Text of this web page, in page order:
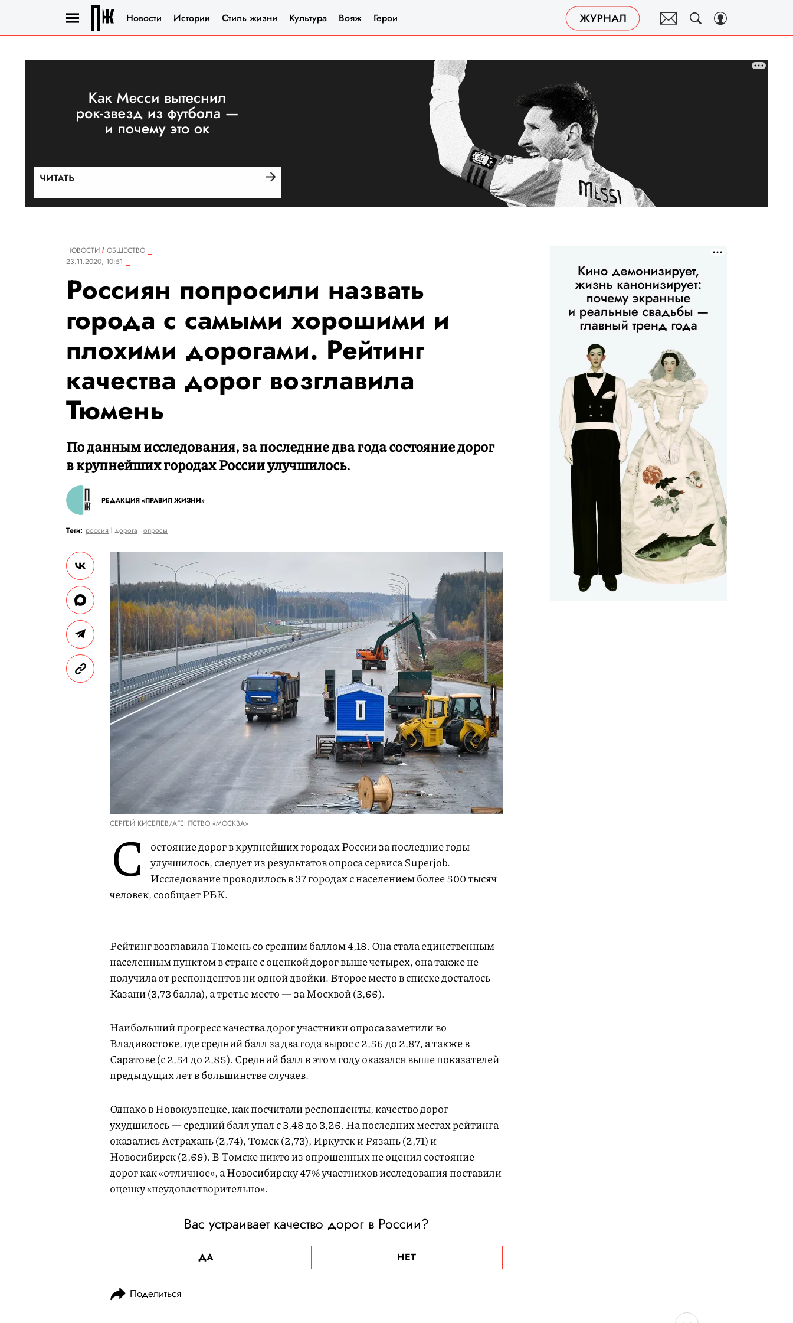
Новости Истории Стиль жизни Культура Вояж Герои
НОВОСТИ
ОБЩЕСТВО
23.11.2020, 10:51
Россиян попросили назвать
города с самыми хорошими и
плохими дорогами. Рейтинг
качества дорог возглавила
Тюмень
По данным исследования, за последние два года состояние дорог
в крупнейших городах России улучшилось.
РЕДАКЦИЯ «ПРАВИЛ ЖИЗНИ»
Теги: россия дорога опросы
СЕРГЕЙ КИСЕЛЕВ/АГЕНТСТВО «МОСКВА»
С
остояние дорог в крупнейших городах России за последние годы
улучшилось, следует из результатов опроса сервиса Superjob.
Исследование проводилось в 37 городах с населением более 500 тысяч
человек, сообщает РБК.
Рейтинг возглавила Тюмень со средним баллом 4,18. Она стала единственным
населенным пунктом в стране с оценкой дорог выше четырех, она также не
получила от респондентов ни одной двойки. Второе место в списке досталось
Казани (3,73 балла), а третье место — за Москвой (3,66).
Наибольший прогресс качества дорог участники опроса заметили во
Владивостоке, где средний балл за два года вырос с 2,56 до 2,87, а также в
Саратове (с 2,54 до 2,85). Средний балл в этом году оказался выше показателей
предыдущих лет в большинстве случаев.
Однако в Новокузнецке, как посчитали респонденты, качество дорог
ухудшилось — средний балл упал с 3,48 до 3,26. На последних местах рейтинга
оказались Астрахань (2,74), Томск (2,73), Иркутск и Рязань (2,71) и
Новосибирск (2,69). В Томске никто из опрошенных не оценил состояние
дорог как «отличное», а Новосибирску 47% участников исследования поставили
оценку «неудовлетворительно».
Вас устраивает качество дорог в России?
ДА НЕТ
Поделиться